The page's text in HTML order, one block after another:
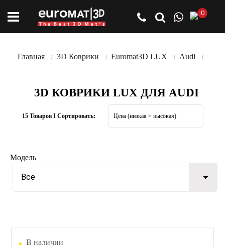
0
Главная 3D Коврики Euromat3D LUX Audi
3D КОВРИКИ LUX ДЛЯ AUDI
15 Товаров I Сортировать:
Модель
Все
В наличии